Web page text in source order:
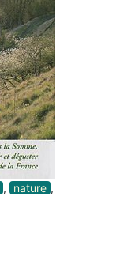
, nature ,